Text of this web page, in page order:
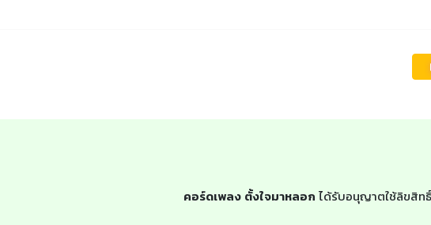
คอร์ดเพลง ตั้งใจมาหลอก ได้รับอนุญาตใช้ลิขสิท